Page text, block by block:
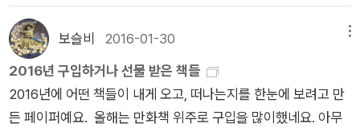
고독한 미식가는 술이 쏘옥 빠졌다면 '와카코와 술'은 책 제목에
서도 느껴지듯이 술과 안주의 환상적인 조화를 이루는 만화책이
예요. 술이라는 소재를 다루었는데 마시는 당사자가 남성이 아닌
여성이라는 점이 독특한데, 혼자 마시는 것이 더 편한 와카코씨.
보슬비 2016-01-30
2016년 구입하거나 선물 받은 책들
2016년에 어떤 책들이 내게 오고, 떠나는지를 한눈에 보려고 만
든 페이퍼예요. 올해는 만화책 위주로 구입을 많이했네요. 아무